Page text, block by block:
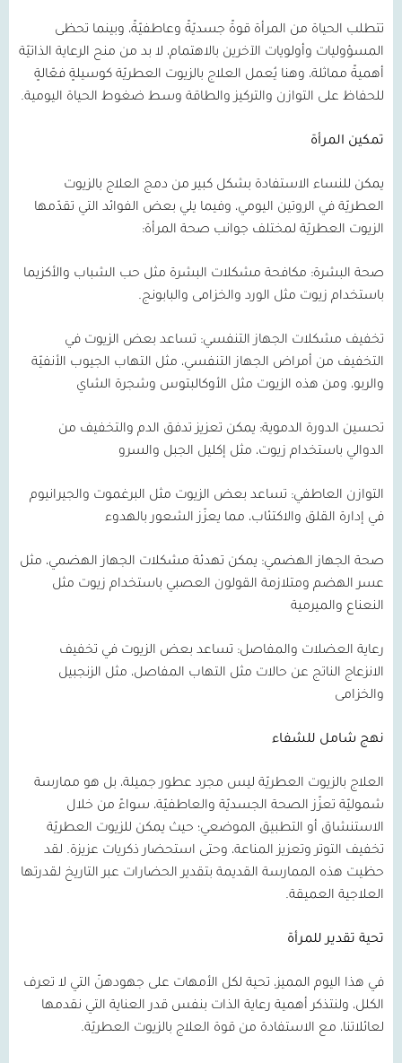
تتطلب الحياة من المرأة قوةً جسديّةً وعاطفيّةً، وبينما تحظى
المسؤوليات وأولويات الآخرين بالاهتمام، لا بد من منح الرعاية الذاتيّة
أهميةً مماثلة، وهنا يُعمل العلاج بالزيوت العطريّة كوسيلةٍ فعّالةٍ
للحفاظ على التوازن والتركيز والطاقة وسط ضغوط الحياة اليومية.
تمكين المرأة
يمكن للنساء الاستفادة بشكل كبير من دمج العلاج بالزيوت
العطريّة في الروتين اليومي، وفيما يلي بعض الفوائد التي تقدّمها
الزيوت العطريّة لمختلف جوانب صحة المرأة:
صحة البشرة: مكافحة مشكلات البشرة مثل حب الشباب والأكزيما
باستخدام زيوت مثل الورد والخزامى والبابونج.
تخفيف مشكلات الجهاز التنفسي: تساعد بعض الزيوت في
التخفيف من أمراض الجهاز التنفسي، مثل التهاب الجيوب الأنفيّة
والربو، ومن هذه الزيوت مثل الأوكالبتوس وشجرة الشاي
تحسين الدورة الدموية: يمكن تعزيز تدفق الدم والتخفيف من
الدوالي باستخدام زيوت، مثل إكليل الجبل والسرو
التوازن العاطفي: تساعد بعض الزيوت مثل البرغموت والجيرانيوم
في إدارة القلق والاكتئاب، مما يعزّز الشعور بالهدوء
صحة الجهاز الهضمي: يمكن تهدئة مشكلات الجهاز الهضمي، مثل
عسر الهضم ومتلازمة القولون العصبي باستخدام زيوت مثل
النعناع والميرمية
رعاية العضلات والمفاصل: تساعد بعض الزيوت في تخفيف
الانزعاج الناتج عن حالات مثل التهاب المفاصل، مثل الزنجبيل
والخزامى
نهج شامل للشفاء
العلاج بالزيوت العطريّة ليس مجرد عطور جميلة، بل هو ممارسة
شموليّة تعزّز الصحة الجسديّة والعاطفيّة، سواءً من خلال
الاستنشاق أو التطبيق الموضعي؛ حيث يمكن للزيوت العطريّة
تخفيف التوتر وتعزيز المناعة، وحتى استحضار ذكريات عزيزة. لقد
حظيت هذه الممارسة القديمة بتقدير الحضارات عبر التاريخ لقدرتها
العلاجية العميقة.
تحية تقدير للمرأة
في هذا اليوم المميز، تحية لكل الأمهات على جهودهنّ التي لا تعرف
الكلل، ولنتذكر أهمية رعاية الذات بنفس قدر العناية التي نقدمها
لعائلاتنا، مع الاستفادة من قوة العلاج بالزيوت العطريّة.